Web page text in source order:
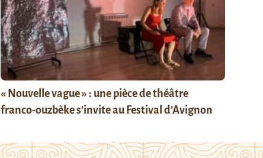
« Nouvelle vague » : une pièce de théâtre
franco-ouzbèke s’invite au Festival d’Avignon